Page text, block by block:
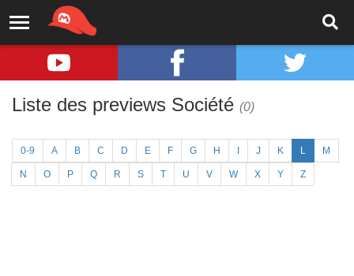
Liste des previews Société (0)
0-9 A B C D E F G H J K L M
N O P Q R S T U V W X Y Z